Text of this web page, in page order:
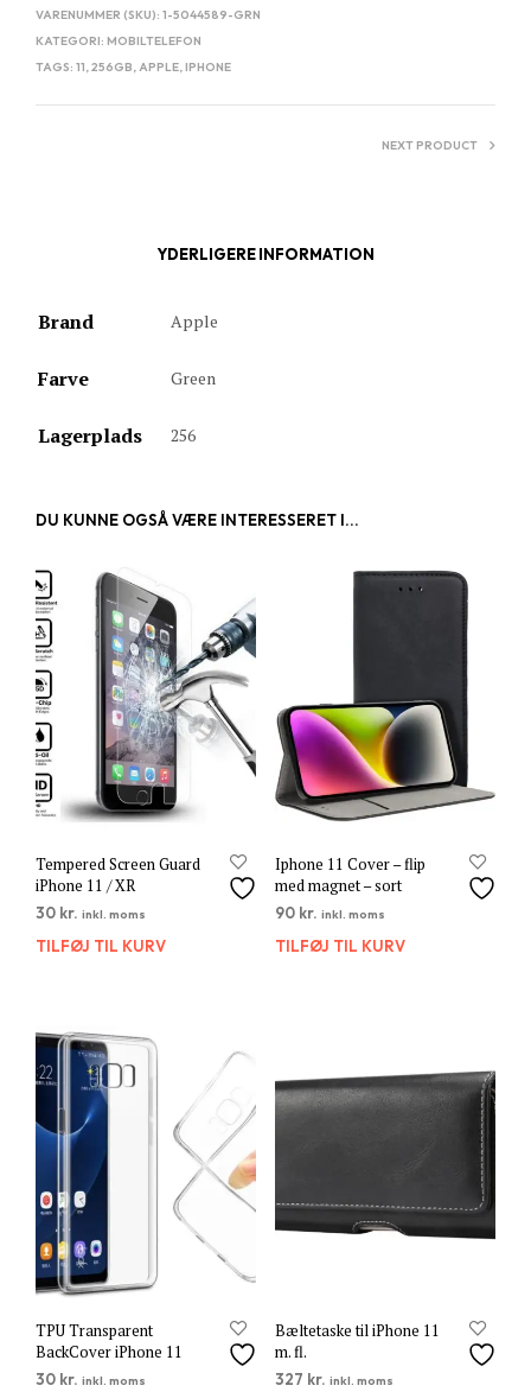
VARENUMMER (SKU): 1-5044589-GRN
KATEGORI: MOBILTELEFON
TAGS: 11 256GB APPLE IPHONE
NEXT PRODUCT
YDERLIGERE INFORMATION
Brand Apple
Farve Green
Lagerplads 256
DU KUNNE OGSÅ VÆRE INTERESSERET I...
Tempered Screen Guard
iPhone 11 / XR
30 kr. inkl. moms
TILFØJ TIL KURV
Iphone 11 Cover – flip
med magnet – sort
90 kr. inkl. moms
TILFØJ TIL KURV
TPU Transparent
BackCover iPhone 11
30 kr. inkl. moms
Bæltetaske til iPhone 11
m. fl.
327 kr. inkl. moms